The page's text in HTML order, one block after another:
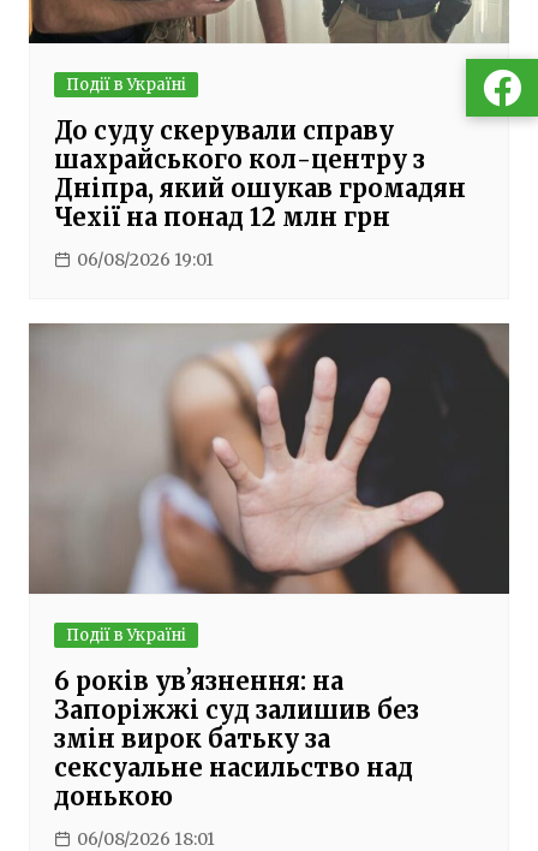
Події в Україні
До суду скерували справу
шахрайського кол-центру з
Дніпра, який ошукав громадян
Чехії на понад 12 млн грн
06/08/2026 19:01
Події в Україні
6 років увʼязнення: на
Запоріжжі суд залишив без
змін вирок батьку за
сексуальне насильство над
донькою
06/08/2026 18:01